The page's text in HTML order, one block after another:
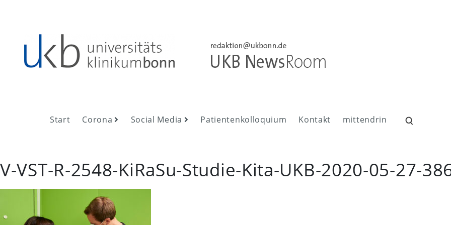
Start Corona Social Media Patientenkolloquium Kontakt mittendrin
Suchen
V-VST-R-2548-KiRaSu-Studie-Kita-UKB-2020-05-27-